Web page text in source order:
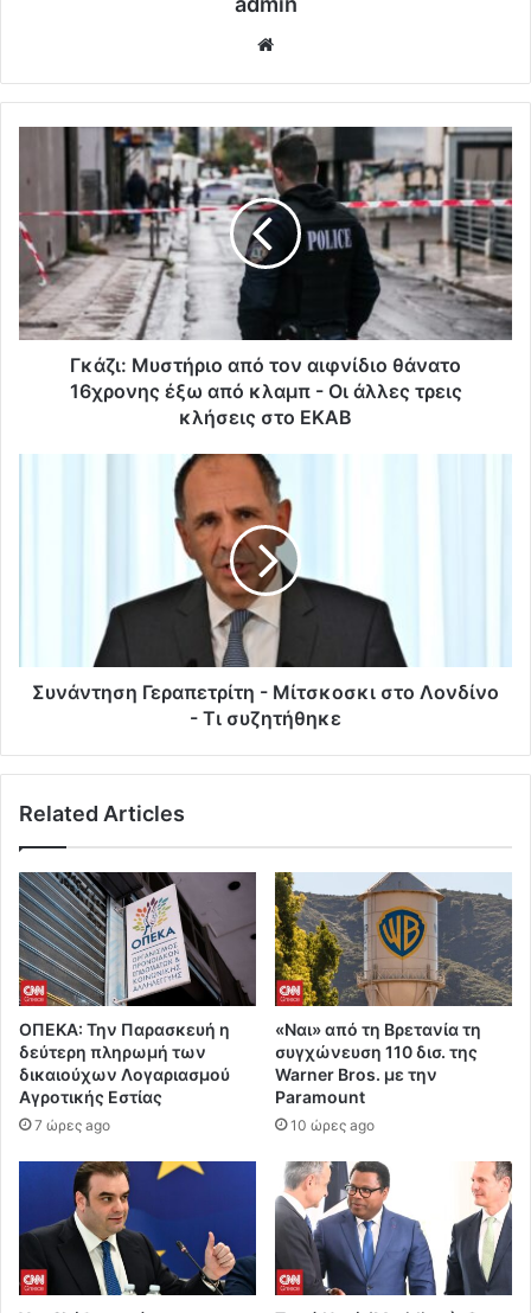
Γκάζι: Μυστήριο από τον αιφνίδιο θάνατο
16χρονης έξω από κλαμπ - Οι άλλες τρεις
κλήσεις στο ΕΚΑΒ
Συνάντηση Γεραπετρίτη - Μίτσκοσκι στο Λονδίνο
- Τι συζητήθηκε
Related Articles
ΟΠΕΚΑ: Την Παρασκευή η
δεύτερη πληρωμή των
δικαιούχων Λογαριασμού
Αγροτικής Εστίας
7 ώρες ago
«Ναι» από τη Βρετανία τη
συγχώνευση 110 δισ. της
Warner Bros. με την
Paramount
10 ώρες ago